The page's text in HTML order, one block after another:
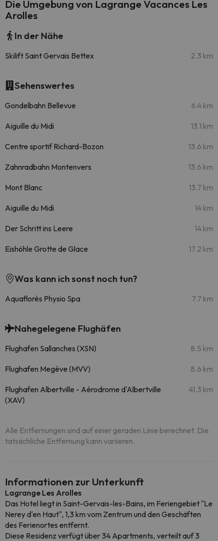
Die Umgebung von Lagrange Vacances Les
Arolles
In der Nähe
Skilift Saint Gervais Bettex 2.3 km
Sehenswertes
Gondelbahn Bellevue 6.4 km
Aiguille du Midi 13.1 km
Centre sportif Richard-Bozon 13.6 km
Zahnradbahn Montenvers 13.6 km
Mont Blanc 13.7 km
Aiguille du Midi 14 km
Der Schritt ins Leere 14 km
Eishöhle Grotte de Glace 17.2 km
Was kann ich sonst noch tun?
Aquaflorès Physio Spa 7.7 km
Nahegelegene Flughäfen
Flughafen Sallanches (XSN) 8.5 km
Flughafen Megève (MVV) 8.6 km
Flughafen Albertville - Aérodrome d'Albertville
(XAV)
41.3 km
Alle Entfernungen sind auf einer geraden Linie berechnet. Die
tatsächliche Entfernung kann variieren.
Informationen zur Unterkunft
Lagrange Les Arolles
Das Hotel liegt in Saint-Gervais-les-Bains, im Feriengebiet "Le
Nerey d'en Haut", 1,3 km vom Zentrum und den Geschäften
des Ferienortes entfernt.
Diese Residenz verfügt über 34 Apartments, verteilt auf 3